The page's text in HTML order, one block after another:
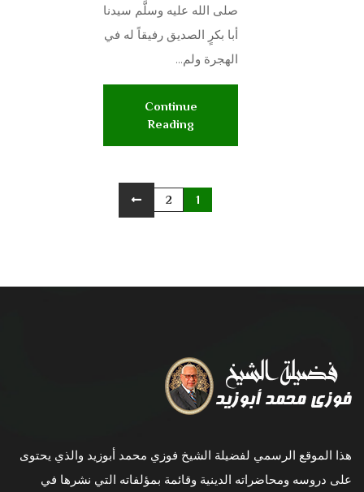
صلى الله عليه وسلَّم سيدنا
أبا بكرٍ الصديق رفيقاً له في
الهجرة ولم...
Continue
Reading
1
2
هذا الموقع الرسمي لفضيلة الشيخ فوزي محمد أبوزيد والذي يحتوى
على دروسه ومحاضراته الدينية وقائمة بمؤلفاته التي نشرها في